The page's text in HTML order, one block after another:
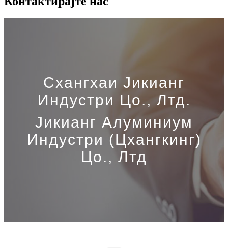
Схангхаи Јикианг
Индустри Цо., Лтд.
Јикианг Алуминиум
Индустри (Цхангкинг)
Цо., Лтд